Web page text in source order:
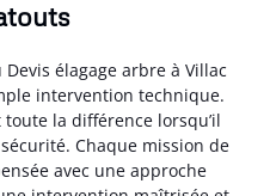
élagage arbre à Villac
intervention technique.
la différence lorsqu’il
Chaque mission de
avec une approche